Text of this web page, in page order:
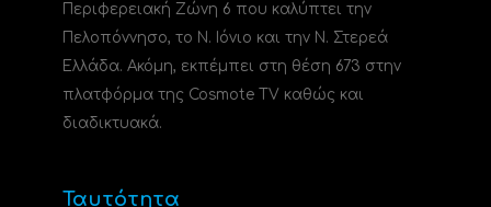
Περιφερειακή Ζώνη 6 που καλύπτει την
Πελοπόννησο, το N. Ιόνιο και την Ν. Στερεά
Ελλάδα. Ακόμη, εκπέμπει στη θέση 673 στην
πλατφόρμα της Cosmote TV καθώς και
διαδικτυακά.
Ταυτότητα